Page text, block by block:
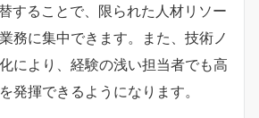
することで、限られた人材リソー
務に集中できます。また、技術ノ
により、経験の浅い担当者でも高
発揮できるようになります。